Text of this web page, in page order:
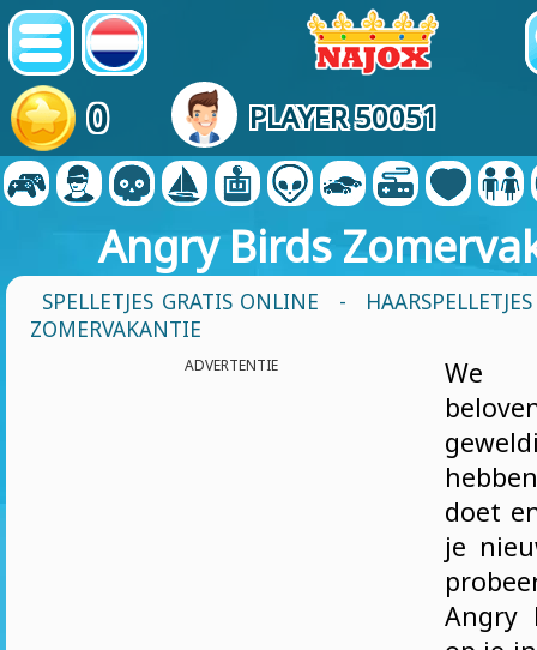
0 PLAYER 50051
Angry Birds
SPELLETJES GRATIS ONLINE -
HAARSPELLETJES
ZOMERVAKANTIE
ADVERTENTIE
We
doet
je
Angry